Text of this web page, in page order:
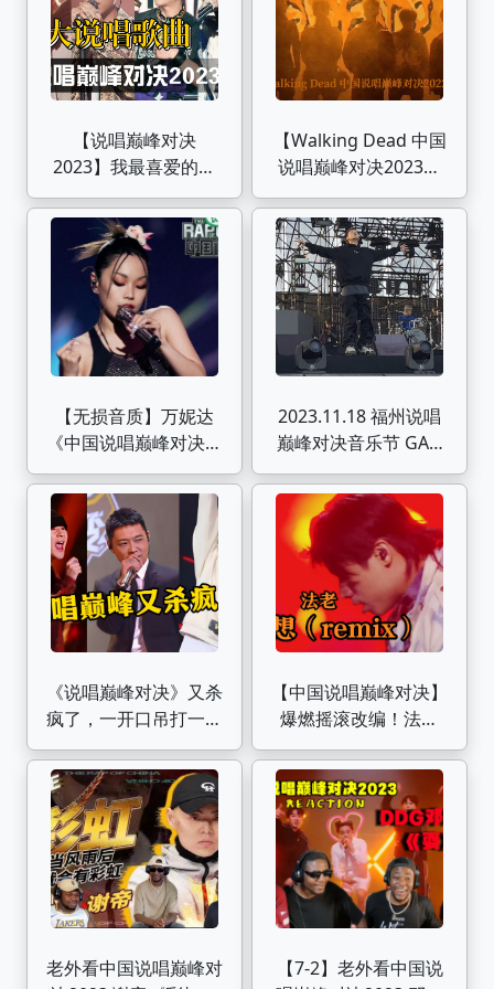
【说唱巅峰对决
2023】我最喜爱的的
十大说唱歌曲《诀爱
尽》&《我想》盛宇法
老成最大赢家
【Walking Dead 中国
说唱巅峰对决2023群
像】“当我们一起走过
这些伤痛的时候，包着
碎裂的心继续下一个
梦，也知道我们并不会
退缩”｜当我们一起走
过
【无损音质】万妮达
《中国说唱巅峰对决》
竞演曲目合集
2023.11.18 福州说唱
巅峰对决音乐节 GALI
4k全程
《说唱巅峰对决》又杀
疯了，一开口吊打一众
rapper，网友：太顶
了
【中国说唱巅峰对决】
爆燃摇滚改编！法老
《我想（remix) 》 理
想主义者的胜利！
老外看中国说唱巅峰对
【7-2】老外看中国说